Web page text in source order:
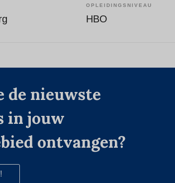
OPLEIDINGSNIVEAU
HBO
de nieuwste
in jouw
ontvangen?